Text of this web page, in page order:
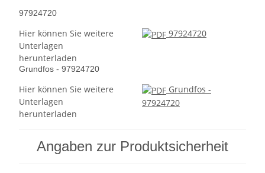
97924720
Hier können Sie weitere
Unterlagen
herunterladen
97924720
Grundfos - 97924720
Hier können Sie weitere
Unterlagen
herunterladen
Grundfos -
97924720
Angaben zur Produktsicherheit